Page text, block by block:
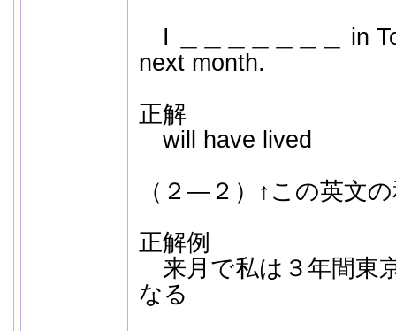
I ＿＿＿＿＿＿＿ in
next month.
正解
will have lived
（２―２）↑この英文
正解例
来月で私は３年間東
なる